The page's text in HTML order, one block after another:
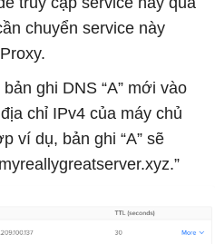
chuyển service này
ghi DNS “A” mới vào
chỉ IPv4 của máy chủ
ví dụ, bản ghi “A” sẽ